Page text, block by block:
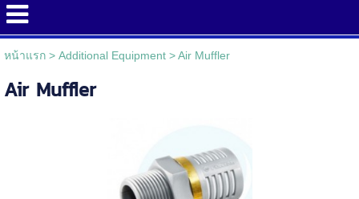
หน้าแรก> Additional Equipment>Air Muffler
Air Muffler